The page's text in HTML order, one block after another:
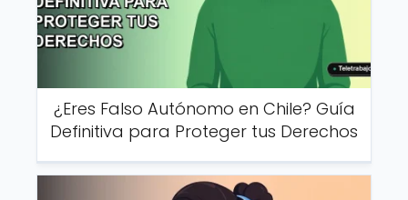
¿Eres Falso Autónomo en Chile? Guía
Definitiva para Proteger tus Derechos